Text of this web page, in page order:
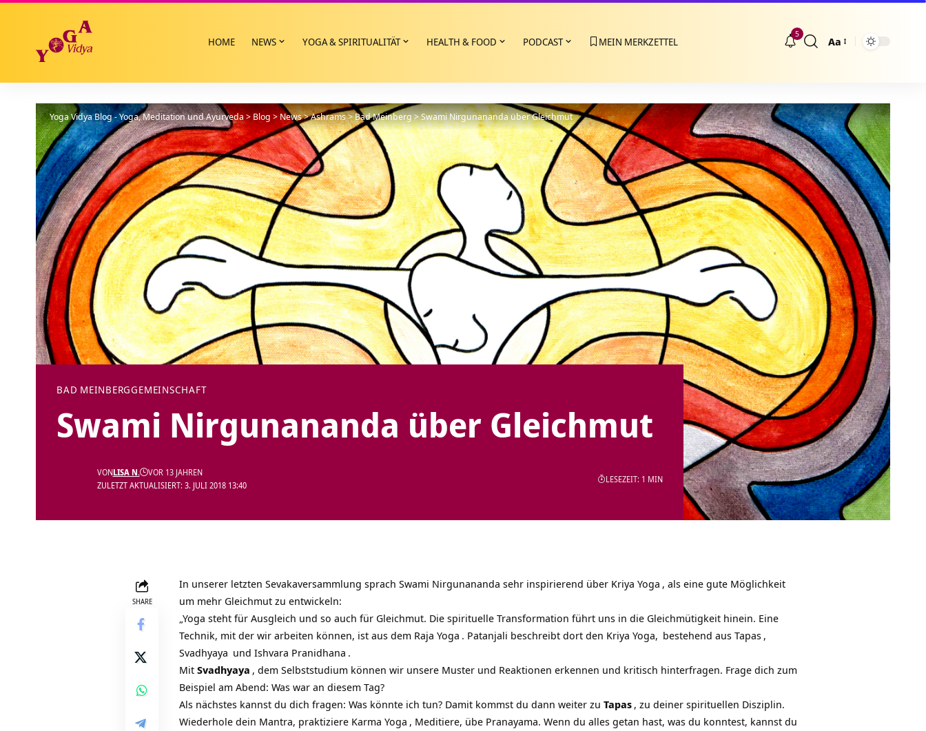
HOME NEWS YOGA & SPIRITUALITÄT HEALTH & FOOD PODCAST MEIN MERKZETTEL
5
Größenänderung
Aa
Yoga Vidya Blog - Yoga, Meditation und Ayurveda>Blog>News>Ashrams>Bad Meinberg>Swami Nirgunananda über Gleichmut
BAD MEINBERGGEMEINSCHAFT
Swami Nirgunananda über Gleichmut
ZULETZT AKTUALISIERT: 3. JULI 2018 13:40
VONLISA N. VOR 13 JAHREN
LESEZEIT: 1 MIN
SHARE
In unserer letzten Sevakaversammlung sprach Swami Nirgunananda sehr inspirierend über Kriya Yoga , als eine gute Möglichkeit
um mehr Gleichmut zu entwickeln:
„Yoga steht für Ausgleich und so auch für Gleichmut. Die spirituelle Transformation führt uns in die Gleichmütigkeit hinein. Eine
Technik, mit der wir arbeiten können, ist aus dem Raja Yoga . Patanjali beschreibt dort den Kriya Yoga, bestehend aus Tapas ,
Svadhyaya und Ishvara Pranidhana .
Mit Svadhyaya , dem Selbststudium können wir unsere Muster und Reaktionen erkennen und kritisch hinterfragen. Frage dich zum
Beispiel am Abend: Was war an diesem Tag?
Als nächstes kannst du dich fragen: Was könnte ich tun? Damit kommst du dann weiter zu Tapas , zu deiner spirituellen Disziplin.
Wiederhole dein Mantra, praktiziere Karma Yoga , Meditiere, übe Pranayama. Wenn du alles getan hast, was du konntest, kannst du